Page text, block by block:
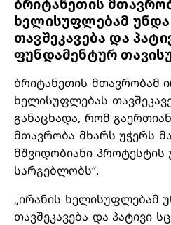
ბრიტანეთის
ხელისუფლებამ უნდა
თავშეკავება და
ფუნდამენტურ
ბრიტანეთის მთავრობამ
ხელისუფლებას
განაცხადა, რომ
მთავრობა მხარს უჭერს
მშვიდობიანი
სარგებლობს“.
„ირანის ხელისუფლებამ
თავშეკავება და პატივი